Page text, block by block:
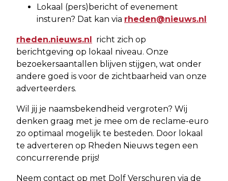
Lokaal (pers)bericht of evenement
insturen? Dat kan via rheden@nieuws.nl
rheden.nieuws.nl richt zich op
berichtgeving op lokaal niveau. Onze
bezoekersaantallen blijven stijgen, wat onder
andere goed is voor de zichtbaarheid van onze
adverteerders.
Wil jij je naamsbekendheid vergroten? Wij
denken graag met je mee om de reclame-euro
zo optimaal mogelijk te besteden. Door lokaal
te adverteren op Rheden Nieuws tegen een
concurrerende prijs!
Neem contact op met Dolf Verschuren via de